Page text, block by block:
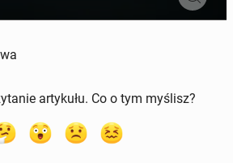
artykułu. Co o tym myślisz?